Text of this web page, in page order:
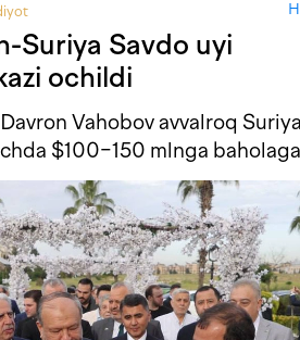
Suriya Savdo uyi
ochildi
Vahobov avvalroq
$100−150 mlnga